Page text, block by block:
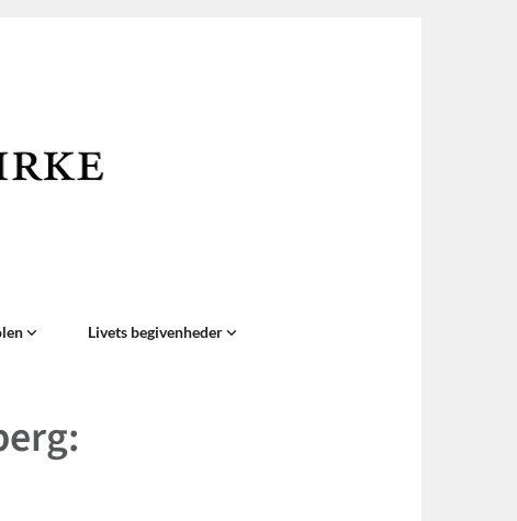
Livets begivenheder